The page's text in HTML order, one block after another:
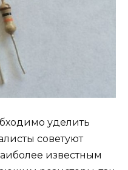
уделить
советуют
известным